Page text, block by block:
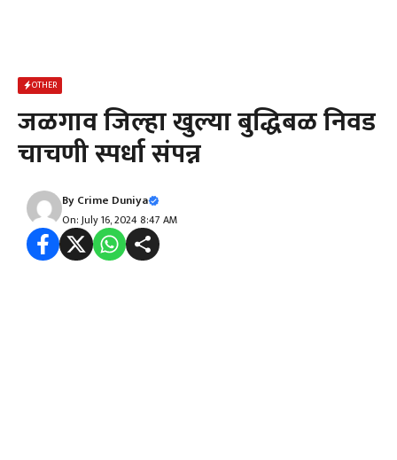
OTHER
जळगाव जिल्हा खुल्या बुद्धिबळ निवड
चाचणी स्पर्धा संपन्न
ByCrime Duniya
On: July 16, 2024 8:47 AM